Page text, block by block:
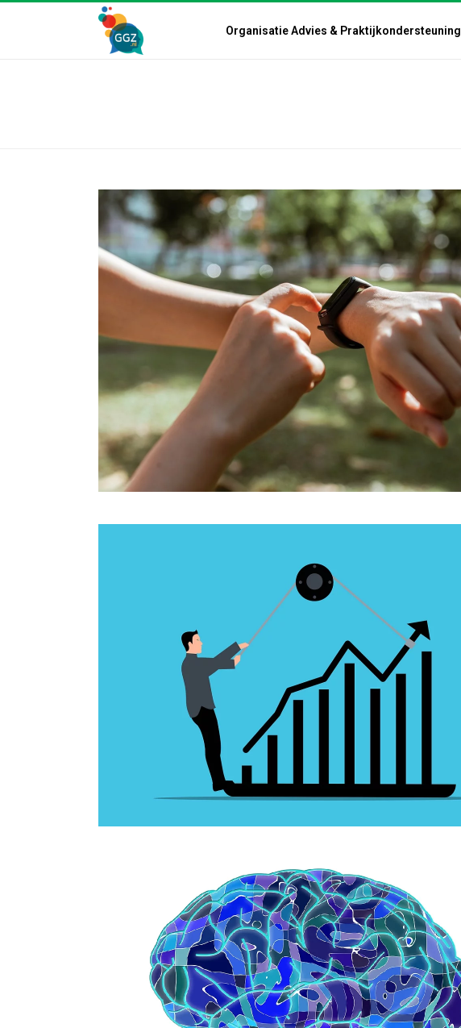
Organisatie Advies & Praktijkondersteuning